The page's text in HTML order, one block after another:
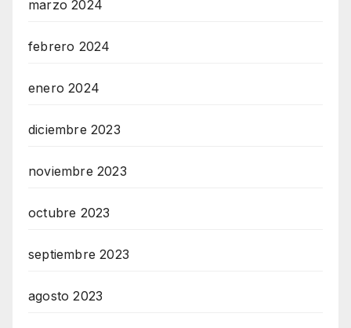
marzo 2024
febrero 2024
enero 2024
diciembre 2023
noviembre 2023
octubre 2023
septiembre 2023
agosto 2023